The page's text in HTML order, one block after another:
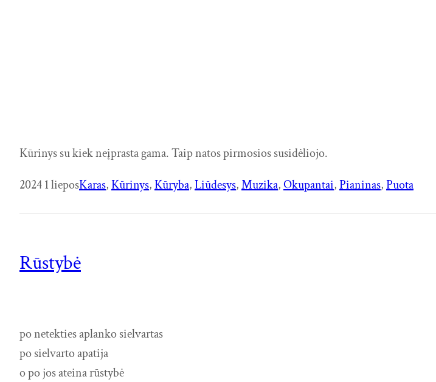
Kūrinys su kiek neįprasta gama. Taip natos pirmosios susidėliojo.
2024 1 lieposKaras, Kūrinys, Kūryba, Liūdesys, Muzika, Okupantai, Pianinas, Puota
Rūstybė
po netekties aplanko sielvartas
po sielvarto apatija
o po jos ateina rūstybė